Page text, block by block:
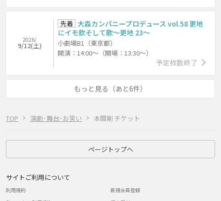
TOP 演劇･舞台･お笑い 本間剛 チケット
2026/
9/12(土)
先着 大森カンパニープロデュース vol.58 更地
にイモ欽そして歌～更地 23～
小劇場B1（東京都）
開演：14:00～（開場：13:30～）
予定枚数終了
もっと見る（あと6件）
ページトップへ
サイトご利用について
利用規約
新規会員登録